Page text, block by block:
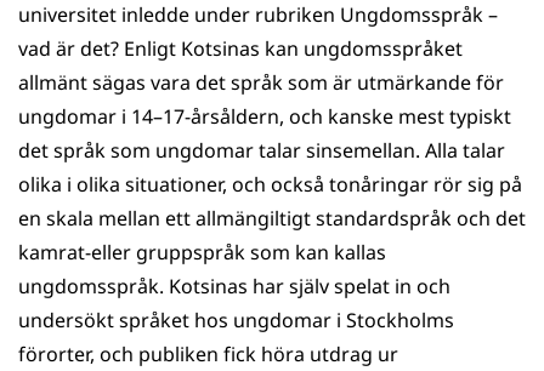
universitet inledde under rubriken Ungdomsspråk –
vad är det? Enligt Kotsinas kan ungdomsspråket
allmänt sägas vara det språk som är utmärkande för
ungdomar i 14–17-årsåldern, och kanske mest typiskt
det språk som ungdomar talar sinsemellan. Alla talar
olika i olika situationer, och också tonåringar rör sig på
en skala mellan ett allmängiltigt standardspråk och det
kamrat-eller gruppspråk som kan kallas
ungdomsspråk. Kotsinas har själv spelat in och
undersökt språket hos ungdomar i Stockholms
förorter, och publiken fick höra utdrag ur